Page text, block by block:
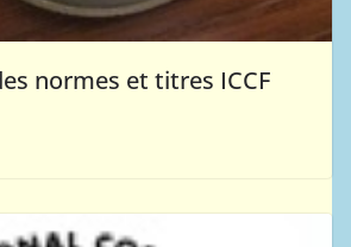
normes et titres ICCF